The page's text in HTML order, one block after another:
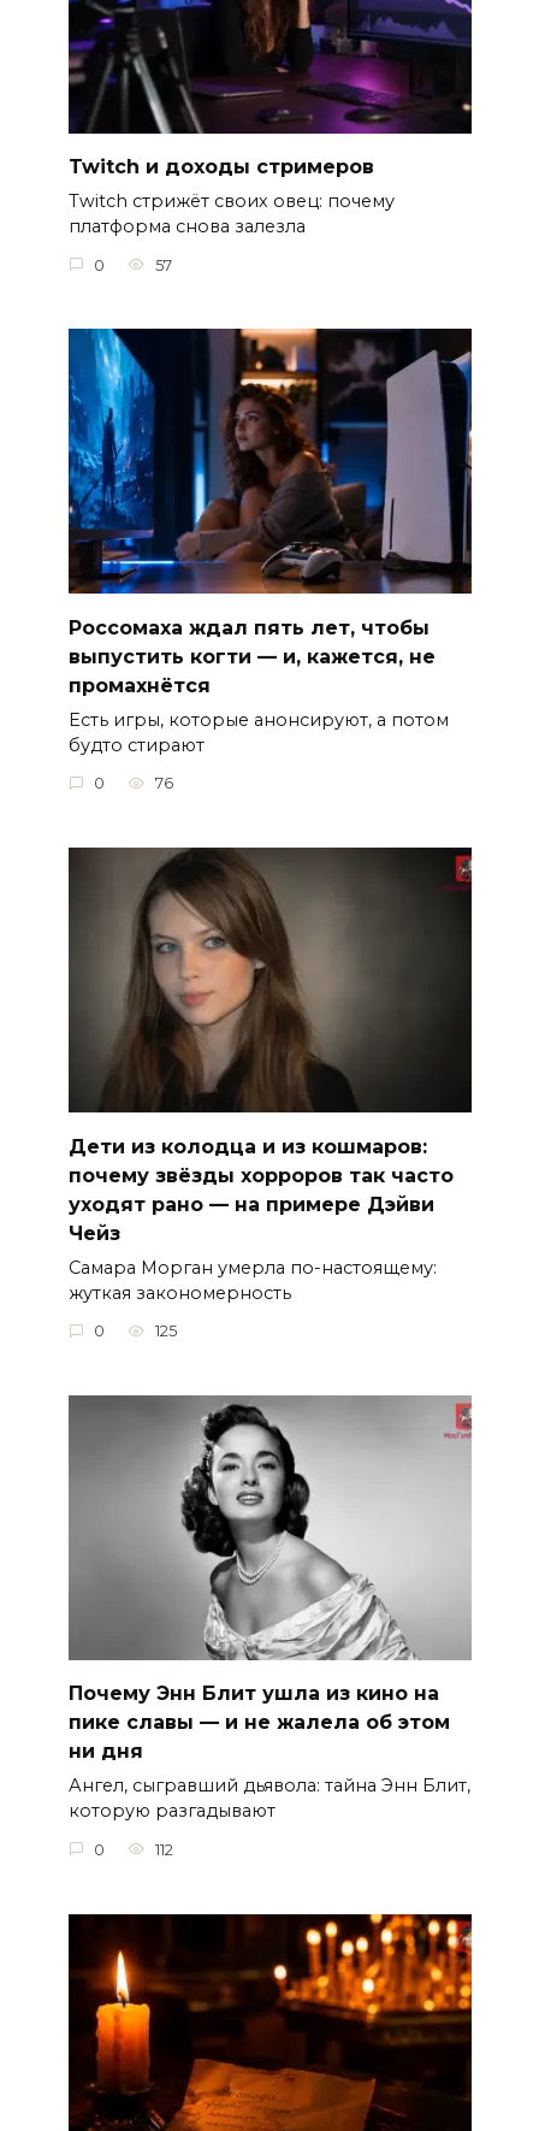
Twitch и доходы стримеров
Twitch стрижёт своих овец: почему
платформа снова залезла
0 57
Россомаха ждал пять лет, чтобы
выпустить когти — и, кажется, не
промахнётся
Есть игры, которые анонсируют, а потом
будто стирают
0 76
Дети из колодца и из кошмаров:
почему звёзды хорроров так часто
уходят рано — на примере Дэйви
Чейз
Самара Морган умерла по-настоящему:
жуткая закономерность
0 125
Почему Энн Блит ушла из кино на
пике славы — и не жалела об этом
ни дня
Ангел, сыгравший дьявола: тайна Энн Блит,
которую разгадывают
0 112